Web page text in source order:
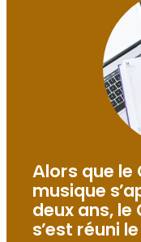
Alors que le
musique
deux ans, le
s’est réuni